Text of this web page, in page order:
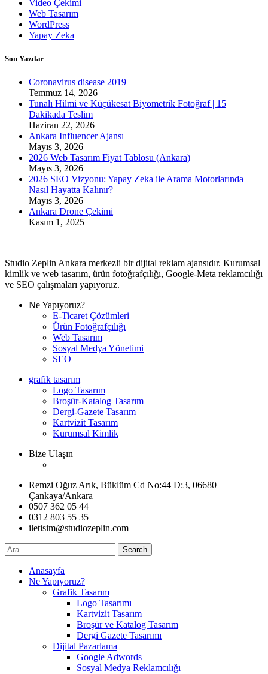
Video Çekimi
Web Tasarım
WordPress
Yapay Zeka
Son Yazılar
Coronavirus disease 2019
Temmuz 14, 2026
Tunalı Hilmi ve Küçükesat Biyometrik Fotoğraf | 15
Dakikada Teslim
Haziran 22, 2026
Ankara Influencer Ajansı
Mayıs 3, 2026
2026 Web Tasarım Fiyat Tablosu (Ankara)
Mayıs 3, 2026
2026 SEO Vizyonu: Yapay Zeka ile Arama Motorlarında
Nasıl Hayatta Kalınır?
Mayıs 3, 2026
Ankara Drone Çekimi
Kasım 1, 2025
Studio Zeplin Ankara merkezli bir dijital reklam ajansıdır. Kurumsal
kimlik ve web tasarım, ürün fotoğrafçılığı, Google-Meta reklamcılığı
ve SEO çalışmaları yapıyoruz.
Ne Yapıyoruz?
E-Ticaret Çözümleri
Ürün Fotoğrafçılığı
Web Tasarım
Sosyal Medya Yönetimi
SEO
grafik tasarım
Logo Tasarım
Broşür-Katalog Tasarım
Dergi-Gazete Tasarım
Kartvizit Tasarım
Kurumsal Kimlik
Bize Ulaşın
Remzi Oğuz Arık, Büklüm Cd No:44 D:3, 06680
Çankaya/Ankara
0507 362 05 44
0312 803 55 35
iletisim@studiozeplin.com
Search
Anasayfa
Ne Yapıyoruz?
Grafik Tasarım
Logo Tasarımı
Kartvizit Tasarım
Broşür ve Katalog Tasarım
Dergi Gazete Tasarımı
Dijital Pazarlama
Google Adwords
Sosyal Medya Reklamcılığı